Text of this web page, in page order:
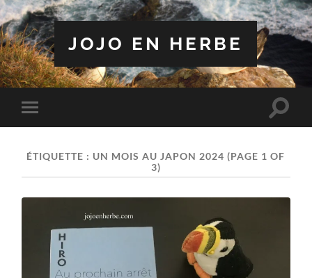
JOJO EN HERBE
Toggle
mobile
Toggle
ÉTIQUETTE : UN MOIS AU JAPON 2024 (PAGE 1 OF
3)